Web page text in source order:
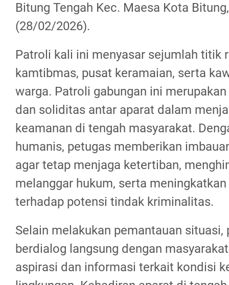
Bitung Tengah Kec. Maesa Kota
(28/02/2026).
Patroli kali ini menyasar sejumlah titik
kamtibmas, pusat keramaian, serta
warga. Patroli gabungan ini
dan soliditas antar aparat dalam
keamanan di tengah masyarakat.
humanis, petugas memberikan
agar tetap menjaga ketertiban,
melanggar hukum, serta
terhadap potensi tindak kriminalitas.
Selain melakukan pemantauan situasi,
berdialog langsung dengan
aspirasi dan informasi terkait kondisi